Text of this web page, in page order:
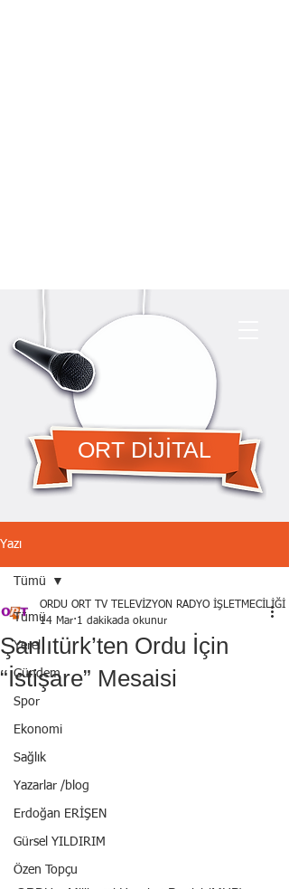
ORT DİJİTAL
Yazı
Tümü
Yerel
Gündem
Spor
Ekonomi
Sağlık
Yazarlar /blog
Erdoğan ERİŞEN
Gürsel YILDIRIM
Özen Topçu
Tümü
Şanlıtürk’ten Ordu İçin
“İstişare” Mesaisi
ORDU ORT TV TELEVİZYON RADYO İŞLETMECİLİĞİ
14 Mar 1 dakikada okunur